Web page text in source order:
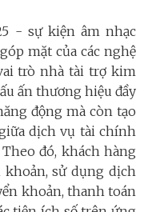
- sự kiện âm nhạc
mặt của các nghệ
trò nhà tài trợ kim
ấn thương hiệu đầy
động mà còn tạo
dịch vụ tài chính
đó, khách hàng
sử dụng dịch
khoản, thanh toán